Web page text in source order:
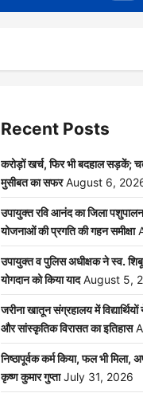
Recent Posts
करोड़ों खर्च, फिर भी बदहाल सड़कें;
मुसीबत का सफर August 6,
उपायुक्त रवि आनंद का जिला
योजनाओं की प्रगति की गहन समीक्षा
उपायुक्त व पुलिस अधीक्षक ने स्व. शिबू
योगदान को किया याद August 5,
जरीना खातून संग्रहालय में
और सांस्कृतिक विरासत का इतिहास
निष्ठापूर्वक कर्म किया, फल भी मिला,
कृष्ण कुमार गुप्ता July 31, 2026